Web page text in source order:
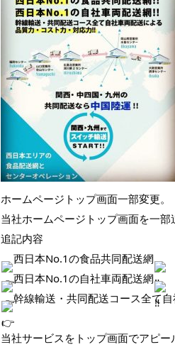
ホームページトップ画面一部変更。
当社ホームページトップ画面を一部
追記内容
西日本No.1の食品共同配送網
西日本No.1の自社車両配送網
幹線輸送・共同配送コース全て
当社サービスをトップ画面でアピー